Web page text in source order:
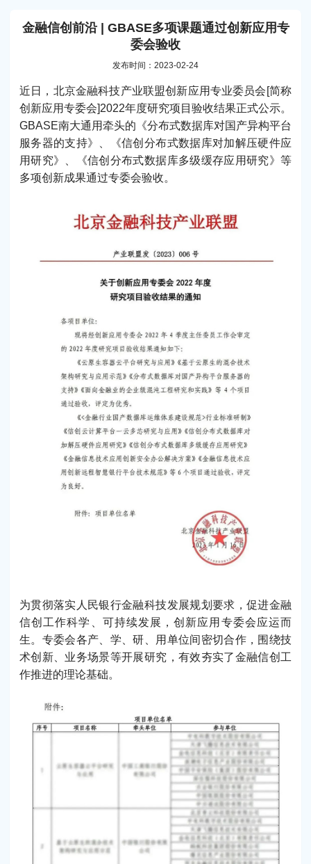
金融信创前沿 | GBASE多项课题通过创新应用专
委会验收
发布时间：2023-02-24
近日，北京金融科技产业联盟创新应用专业委员会[简称
创新应用专委会]2022年度研究项目验收结果正式公示。
GBASE南大通用牵头的《分布式数据库对国产异构平台
服务器的支持》、《信创分布式数据库对加解压硬件应
用研究》、《信创分布式数据库多级缓存应用研究》等
多项创新成果通过专委会验收。
为贯彻落实人民银行金融科技发展规划要求，促进金融
信创工作科学、可持续发展，创新应用专委会应运而
生。专委会各产、学、研、用单位间密切合作，围绕技
术创新、业务场景等开展研究，有效夯实了金融信创工
作推进的理论基础。